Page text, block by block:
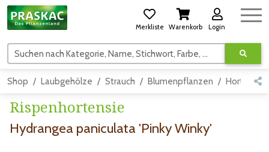
Merkliste Warenkorb Login
Suchen nach Kategorie, Name, Stichwort, Farbe, usw.
Shop Laubgehölze Strauch Blumenpflanzen Hortensien
Rispenhortensie
Hydrangea paniculata 'Pinky Winky'